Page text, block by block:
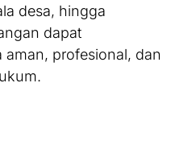
desa, hingga
dapat
aman, profesional, dan